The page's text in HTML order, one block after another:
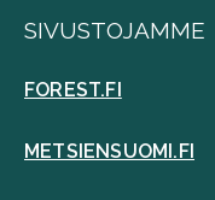
SIVUSTOJAMME
FOREST.FI
METSIENSUOMI.FI